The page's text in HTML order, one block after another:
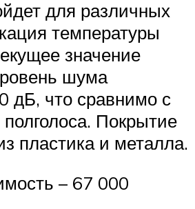
для различных
температуры
значение
шума
дБ, что сравнимо с
Покрытие
пластика и металла.
– 67 000